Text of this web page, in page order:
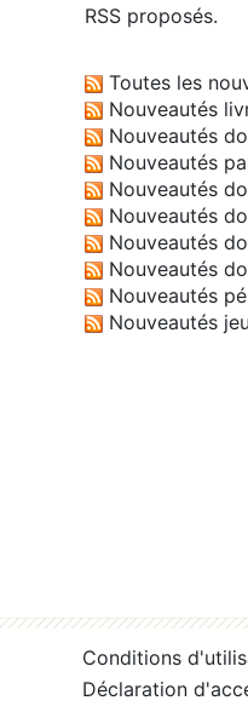
RSS proposés.
Toutes les
Nouveautés
Nouveautés
Nouveautés
Nouveautés
Nouveautés
Nouveautés
Nouveautés
Nouveautés
Nouveautés
Conditions
Déclaration